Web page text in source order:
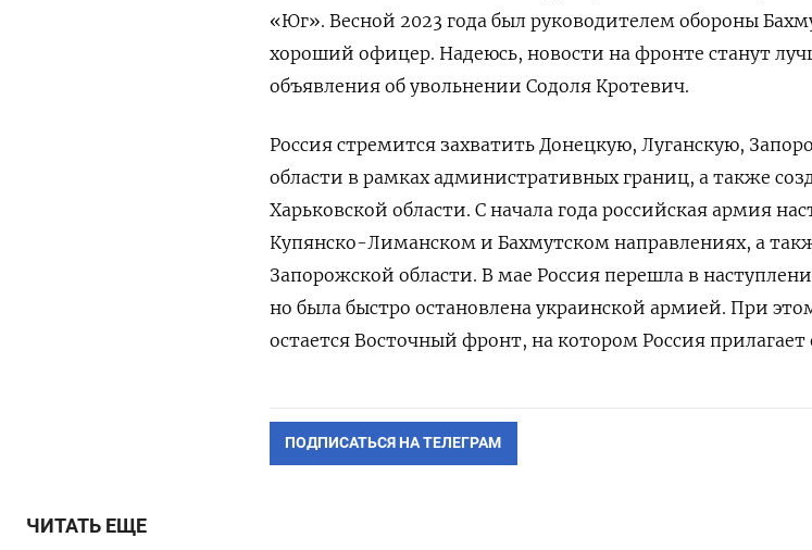
«Юг». Весной 2023 года был руководителем обороны
хороший офицер. Надеюсь, новости на фронте станут
объявления об увольнении Содоля Кротевич.
Россия стремится захватить Донецкую, Луганскую,
области в рамках административных границ, а также
Харьковской области. С начала года российская армия
Купянско-Лиманском и Бахмутском направлениях, а
Запорожской области. В мае Россия перешла в
но была быстро остановлена украинской армией. При
остается Восточный фронт, на котором Россия
ПОДПИСАТЬСЯ НА ТЕЛЕГРАМ
ЧИТАТЬ ЕЩЕ